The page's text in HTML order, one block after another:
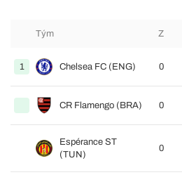
Tým Z
1 Chelsea FC (ENG) 0
CR Flamengo (BRA) 0
Espérance ST
(TUN)
0